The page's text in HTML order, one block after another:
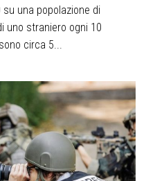
una popolazione di
uno straniero ogni 10
circa 5...